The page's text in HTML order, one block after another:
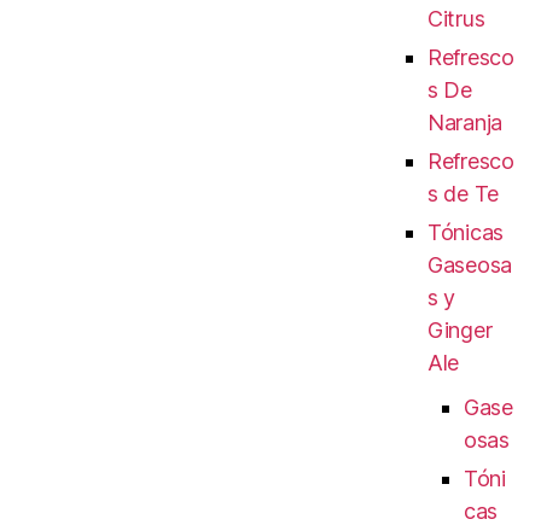
Citrus
Refresco
s De
Naranja
Refresco
s de Te
Tónicas
Gaseosa
s y
Ginger
Ale
Gase
osas
Tóni
cas